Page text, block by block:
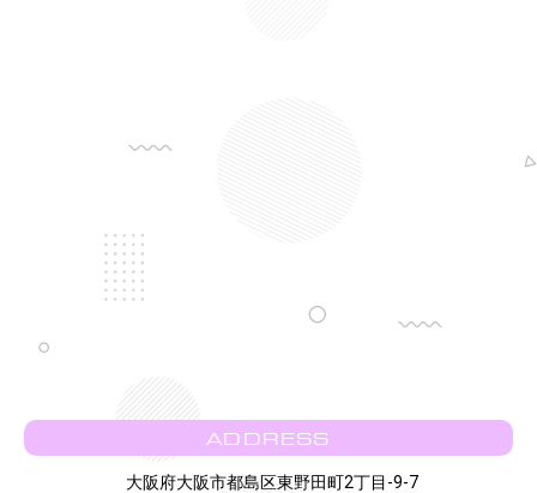
ADDRESS
大阪府大阪市都島区東野田町2丁目-9-7